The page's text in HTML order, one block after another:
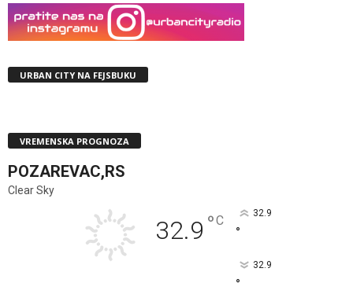
URBAN CITY NA FEJSBUKU
VREMENSKA PROGNOZA
POZAREVAC,RS
Clear Sky
32.9 °C 32.9
°
32.9
°